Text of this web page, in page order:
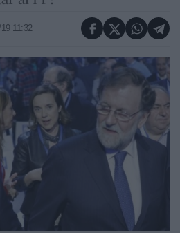
11:32